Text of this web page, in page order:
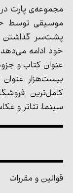
موسیقی توسط
پشت‌سر گذاشتن
خود ادامه
عنوان کتاب و
بیست‌هزار
کامل‌ترین
سینما، تئاتر و
قوانین و مقررات